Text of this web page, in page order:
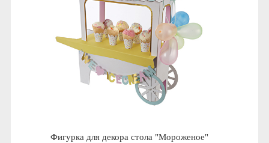
Фигурка для декора стола "Мороженое"